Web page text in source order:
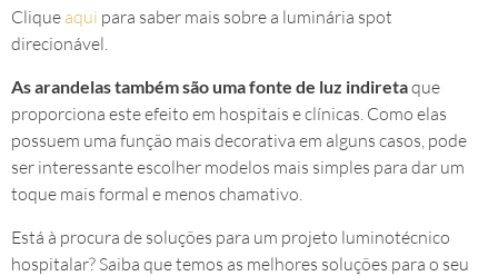
Clique aqui para saber mais sobre a luminária spot
direcionável.
As arandelas também são uma fonte de luz indiretaque
proporciona este efeito em hospitais e clínicas. Como elas
possuem uma função mais decorativa em alguns casos, pode
ser interessante escolher modelos mais simples para dar um
toque mais formal e menos chamativo.
Está à procura de soluções para um projeto luminotécnico
hospitalar? Saiba que temos as melhores soluções para o seu